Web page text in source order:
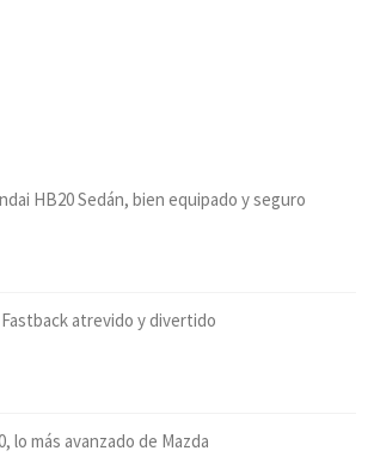
HB20 Sedán, bien equipado y seguro
atrevido y divertido
lo más avanzado de Mazda